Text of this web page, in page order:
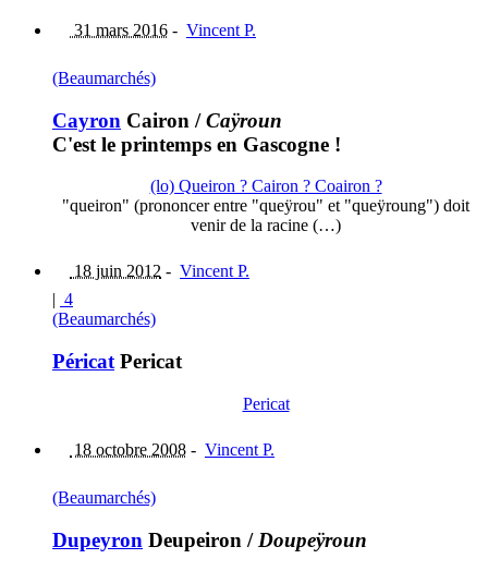
31 mars 2016 - Vincent P.
(Beaumarchés)
Cayron Cairon /Caÿroun
C'est le printemps en Gascogne !
(lo) Queiron ? Cairon ? Coairon ?
"queiron" (prononcer entre "queÿrou" et "queÿroung") doit
venir de la racine (…)
18 juin 2012 - Vincent P.
| 4
(Beaumarchés)
Péricat Pericat
Pericat
18 octobre 2008 - Vincent P.
(Beaumarchés)
Dupeyron Deupeiron / Doupeÿroun